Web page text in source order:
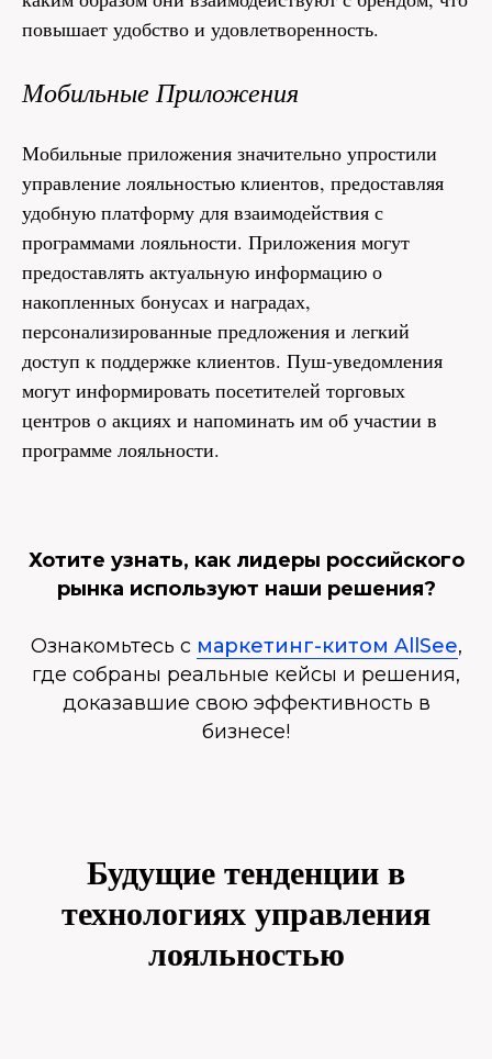
повышает удобство и удовлетворенность.
Мобильные Приложения
Мобильные приложения значительно упростили
управление лояльностью клиентов, предоставляя
удобную платформу для взаимодействия с
программами лояльности. Приложения могут
предоставлять актуальную информацию о
накопленных бонусах и наградах,
персонализированные предложения и легкий
доступ к поддержке клиентов. Пуш-уведомления
могут информировать посетителей торговых
центров о акциях и напоминать им об участии в
программе лояльности.
Хотите узнать, как лидеры российского
рынка используют наши решения?
Ознакомьтесь с маркетинг-китом AllSee,
где собраны реальные кейсы и решения,
доказавшие свою эффективность в
бизнесе!
Будущие тенденции в
технологиях управления
лояльностью